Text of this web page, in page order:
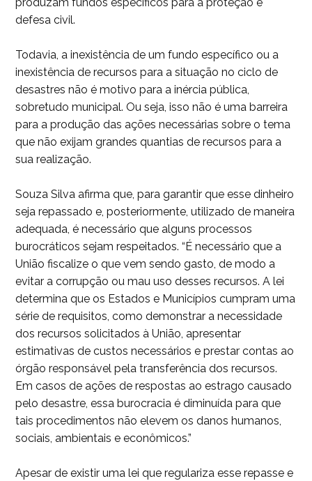
defesa civil.
Todavia, a inexistência de um fundo específico ou a
inexistência de recursos para a situação no ciclo de
desastres não é motivo para a inércia pública,
sobretudo municipal. Ou seja, isso não é uma barreira
para a produção das ações necessárias sobre o tema
que não exijam grandes quantias de recursos para a
sua realização.
Souza Silva afirma que, para garantir que esse dinheiro
seja repassado e, posteriormente, utilizado de maneira
adequada, é necessário que alguns processos
burocráticos sejam respeitados. “É necessário que a
União fiscalize o que vem sendo gasto, de modo a
evitar a corrupção ou mau uso desses recursos. A lei
determina que os Estados e Municípios cumpram uma
série de requisitos, como demonstrar a necessidade
dos recursos solicitados à União, apresentar
estimativas de custos necessários e prestar contas ao
órgão responsável pela transferência dos recursos.
Em casos de ações de respostas ao estrago causado
pelo desastre, essa burocracia é diminuída para que
tais procedimentos não elevem os danos humanos,
sociais, ambientais e econômicos.”
Apesar de existir uma lei que regulariza esse repasse e